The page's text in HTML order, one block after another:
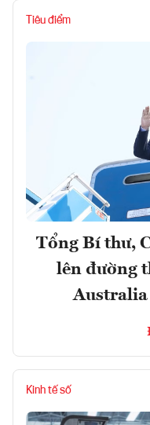
Tiêu điểm
Tổng Bí thư,
lên đường
Australia
Kinh tế số